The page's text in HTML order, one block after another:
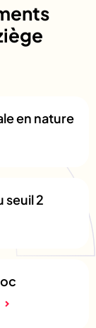
en nature
seuil 2